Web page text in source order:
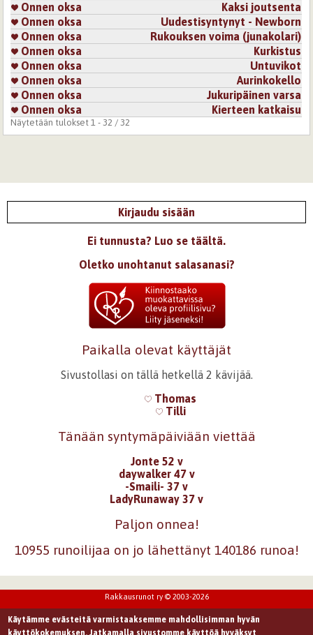
Onnen oksa
Kaksi joutsenta
Onnen oksa
Uudestisyntynyt - Newborn
Onnen oksa
Rukouksen voima (junakolari)
Onnen oksa
Kurkistus
Onnen oksa
Untuvikot
Onnen oksa
Aurinkokello
Onnen oksa
Jukuripäinen varsa
Onnen oksa
Kierteen katkaisu
Näytetään tulokset 1 - 32 / 32
Kirjaudu sisään
Ei tunnusta? Luo se täältä.
Oletko unohtanut salasanasi?
Paikalla olevat käyttäjät
Sivustollasi on tällä hetkellä 2 kävijää.
Thomas
Tilli
Tänään syntymäpäiviään viettää
Jonte 52 v
daywalker 47 v
-Smaili- 37 v
LadyRunaway 37 v
Paljon onnea!
10955 runoilijaa on jo lähettänyt 140186 runoa!
Rakkausrunot ry © 2003-2026
Käytämme evästeitä varmistaaksemme mahdollisimman hyvän
käyttökokemuksen. Jatkamalla sivustomme käyttöä hyväksyt